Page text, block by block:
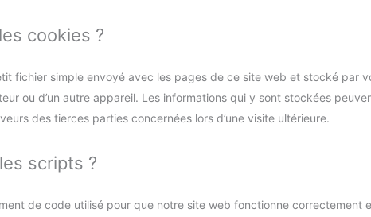
cookies ?
fichier simple envoyé avec les pages de ce site web et stocké par
ou d’un autre appareil. Les informations qui y sont stockées
des tierces parties concernées lors d’une visite ultérieure.
scripts ?
de code utilisé pour que notre site web fonctionne correctement